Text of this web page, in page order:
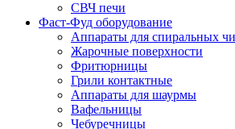
СВЧ печи
Фаст-Фуд оборудование
Аппараты для спиральных
Жарочные поверхности
Фритюрницы
Грили контактные
Аппараты для шаурмы
Вафельницы
Чебуречницы